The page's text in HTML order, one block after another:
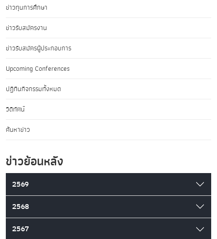
ข่าวทุนการศึกษา
ข่าวรับสมัครงาน
ข่าวรับสมัครผู้ประกอบการ
Upcoming Conferences
ปฏิทินกิจกรรมทั้งหมด
วิดีทัศน์
ค้นหาข่าว
ข่าวย้อนหลัง
2569
2568
2567